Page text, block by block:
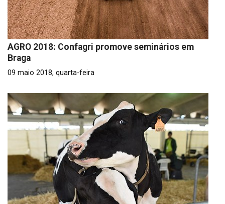
AGRO 2018: Confagri promove seminários em
Braga
09 maio 2018, quarta-feira